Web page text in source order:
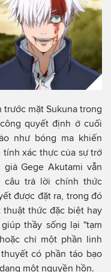
mặt Sukuna trong
quyết định ở cuối
như bóng ma khiến
xác thực của sự trở
Gege Akutami vẫn
trả lời chính thức
được đặt ra, trong đó
thức đặc biệt hay
thầy sống lại "tạm
chỉ một phần linh
có phần táo bạo
một nguyền hồn.